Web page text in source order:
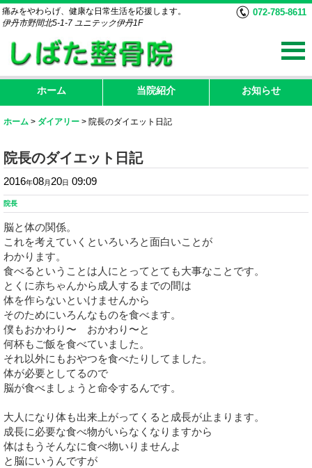
痛みをやわらげ、健康な日常生活を応援します。
伊丹市野間北5-1-7 ユニテック伊丹1F
072-785-8611
ホーム 当院紹介 お知らせ
ホーム > ダイアリー > 院長のダイエット日記
院長のダイエット日記
2016年08月 20日 09:09
院長
脳と体の関係。
これを考えていくといろいろと面白いことが
わかります。
食べるということは人にとってとても大事なことです。
とくに赤ちゃんから成人するまでの間は
体を作らないといけませんから
そのためにいろんなものを食べます。
僕もおかわり〜 おかわり〜と
何杯もご飯を食べていました。
それ以外にもおやつを食べたりしてました。
体が必要としてるので
脳が食べましょうと命令するんです。
大人になり体も出来上がってくると成長が止まります。
成長に必要な食べ物がいらなくなりますから
体はもうそんなに食べ物いりませんよ
と脳にいうんですが